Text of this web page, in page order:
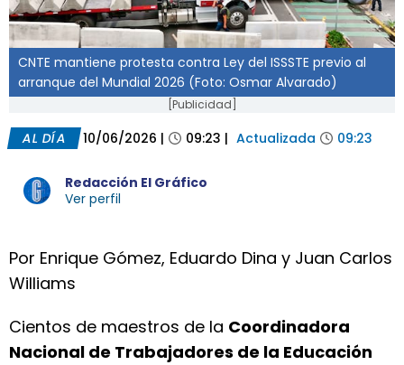
CNTE mantiene protesta contra Ley del ISSSTE previo al
arranque del Mundial 2026 (Foto: Osmar Alvarado)
[Publicidad]
AL DÍA 10/06/2026 | 09:23 | Actualizada 09:23
Redacción El Gráfico
Ver perfil
Por Enrique Gómez, Eduardo Dina y Juan Carlos
Williams
Cientos de maestros de la Coordinadora
Nacional de Trabajadores de la Educación